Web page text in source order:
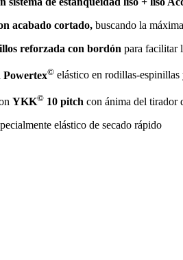
acabado cortado, buscando la
reforzada con bordón para facilitar
Powertex© elástico en rodillas-espinillas
YKK© 10 pitch con ánima del tirador
elástico de secado rápido